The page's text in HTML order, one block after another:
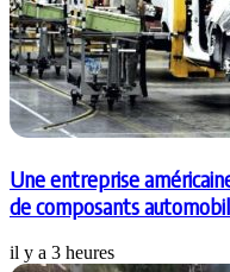
Une entreprise
de composants
il y a 3 heures